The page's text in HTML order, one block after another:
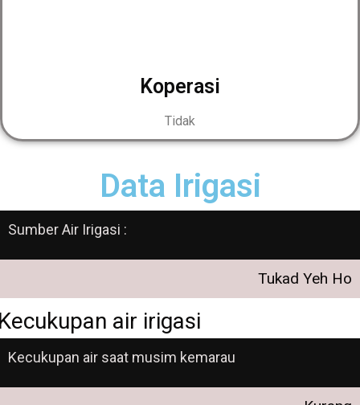
Koperasi
Tidak
Data Irigasi
Sumber Air Irigasi :
Tukad Yeh Ho
air irigasi
Kecukupan air saat musim kemarau